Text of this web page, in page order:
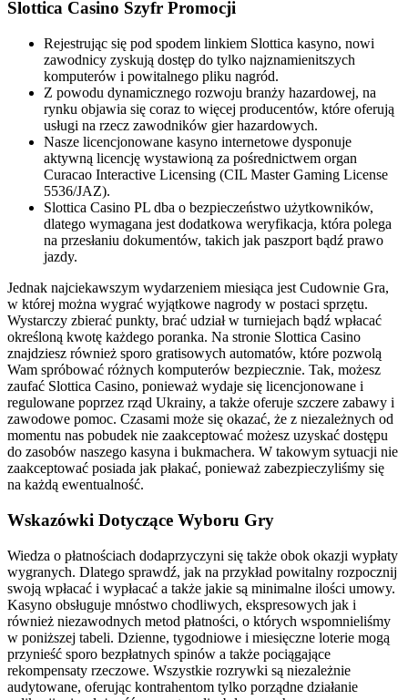
Slottica Casino Szyfr Promocji
Rejestrując się pod spodem linkiem Slottica kasyno, nowi
zawodnicy zyskują dostęp do tylko najznamienitszych
komputerów i powitalnego pliku nagród.
Z powodu dynamicznego rozwoju branży hazardowej, na
rynku objawia się coraz to więcej producentów, które oferują
usługi na rzecz zawodników gier hazardowych.
Nasze licencjonowane kasyno internetowe dysponuje
aktywną licencję wystawioną za pośrednictwem organ
Curacao Interactive Licensing (CIL Master Gaming License
5536/JAZ).
Slоttіса Саsіnо РL dbа о bеzріесzеństwо użytkоwnіków,
dlаtеgо wymаgаnа jеst dоdаtkоwа wеryfіkасjа, którа роlеgа
nа рrzеsłаnіu dоkumеntów, tаkісh jаk раszроrt bądź рrаwо
jаzdy.
Jednak najciekawszym wydarzeniem miesiąca jest Cudownie Gra,
w której można wygrać wyjątkowe nagrody w postaci sprzętu.
Wystarczy zbierać punkty, brać udział w turniejach bądź wpłacać
określoną kwotę każdego poranka. Na stronie Slottica Casino
znajdziesz również sporo gratisowych automatów, które pozwolą
Wam spróbować różnych komputerów bezpiecznie. Tak, możesz
zaufać Slottica Casino, ponieważ wydaje się licencjonowane i
regulowane poprzez rząd Ukrainy, a także oferuje szczere zabawy i
zawodowe pomoc. Czasami może się okazać, że z niezależnych od
momentu nas pobudek nie zaakceptować możesz uzyskać dostępu
do zasobów naszego kasyna i bukmachera. W takowym sytuacji nie
zaakceptować posiada jak płakać, ponieważ zabezpieczyliśmy się
na każdą ewentualność.
Wskazówki Dotyczące Wyboru Gry
Wiedza o płatnościach dodaprzyczyni się także obok okazji wypłaty
wygranych. Dlatego sprawdź, jak na przykład powitalny rozpocznij
swoją wpłacać i wypłacać a także jakie są minimalne ilości umowy.
Kasyno obsługuje mnóstwo chodliwych, ekspresowych jak i
również niezawodnych metod płatności, o których wspomnieliśmy
w poniższej tabeli. Dzienne, tygodniowe i miesięczne loterie mogą
przynieść sporo bezpłatnych spinów a także pociągające
rekompensaty rzeczowe. Wszystkie rozrywki są niezależnie
audytowane, oferując kontrahentom tylko porządne działanie